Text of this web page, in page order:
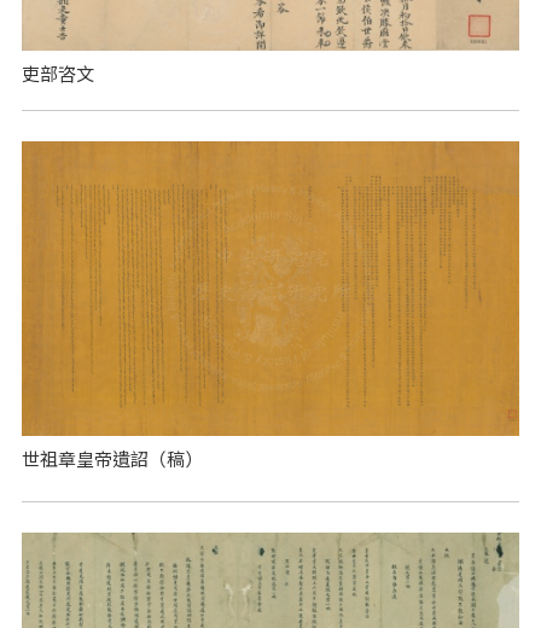
吏部咨文
世祖章皇帝遺詔（稿）